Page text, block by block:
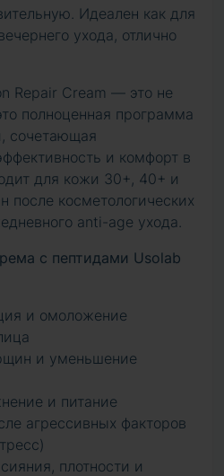
Идеален как для
ухода, отлично
Repair Cream — это не
полноценная программа
сочетающая
и комфорт в
для кожи 30+, 40+ и
после косметологических
anti-age ухода.
с пептидами Usolab
и омоложение
и уменьшение
и питание
агрессивных факторов
плотности и